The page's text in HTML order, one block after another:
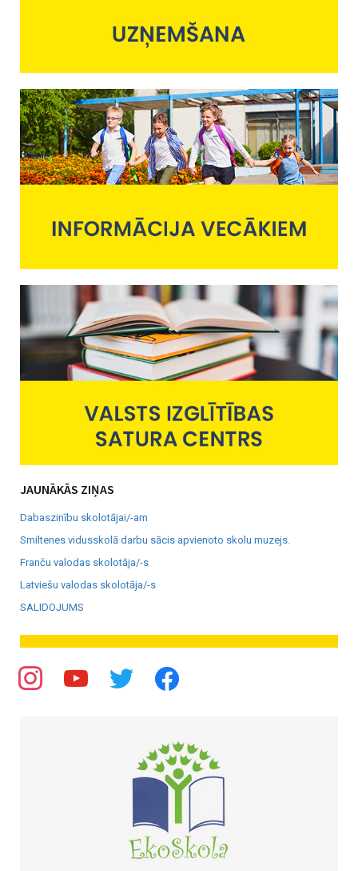
JAUNĀKĀS ZIŅAS
Dabaszinību skolotājai/-am
Smiltenes vidusskolā darbu sācis apvienoto skolu muzejs.
Franču valodas skolotāja/-s
Latviešu valodas skolotāja/-s
SALIDOJUMS